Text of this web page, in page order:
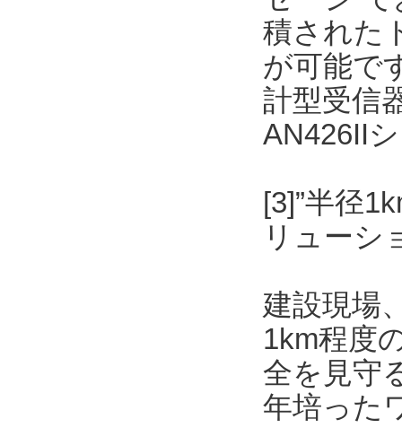
積された
が可能で
計型受信
AN426II
[3]”半径
リューシ
建設現場
1km程度
全を見守
年培った